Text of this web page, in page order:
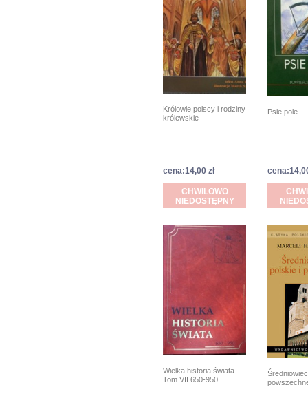
Królowie polscy i rodziny
królewskie
cena:14,00 zł
CHWILOWO
NIEDOSTĘPNY
Psie pole
Wielka historia świata
Tom VII 650-950